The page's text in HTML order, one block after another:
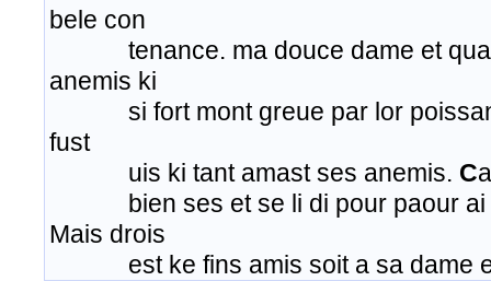
bele con
tenance. ma douce dame et
anemis ki
si fort mont greue par lor
fust
uis ki tant amast ses anemis. C
bien ses et se li di pour paour ai
Mais drois
est ke fins amis soit a sa dame